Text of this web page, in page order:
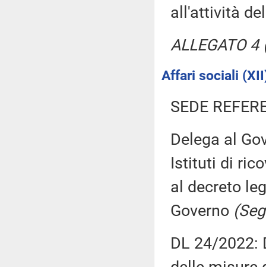
all'attività
ALLEGATO
Affari sociali
SEDE
Delega al
Istituti di
al decreto
Governo
DL 24/2022: